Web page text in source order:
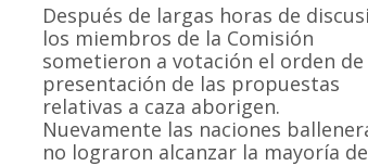
Después de largas horas de
los miembros de la Comisión
sometieron a votación el orden de
presentación de las propuestas
relativas a caza aborigen.
Nuevamente las naciones
no lograron alcanzar la mayoría de